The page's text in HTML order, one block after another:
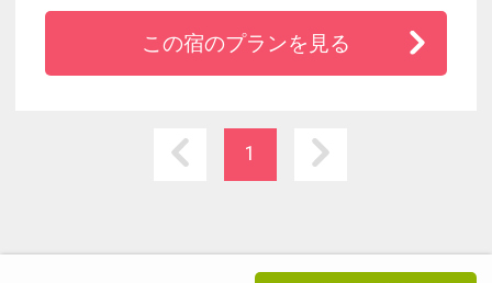
この宿のプランを見る
1